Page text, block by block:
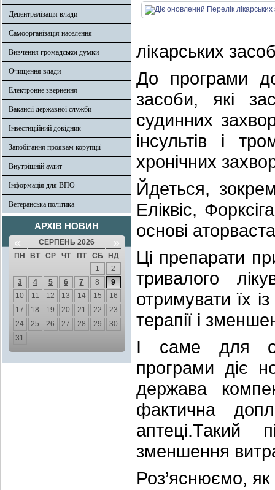
Децентралізація влади
Самоорганізація населення
Вивчення громадської думки
Очищення влади
Електронне звернення
Вакансії державної служби
Інвестиційний довідник
Запобігання проявам корупції
Внутрішній аудит
Інформація для ВПО
Ветеранська політика
АРХІВ НОВИН
« СЕРПЕНЬ 2026 »
ПН ВТ СР ЧТ ПТ СБ
НД
1
2
3
4 5 6 7 8
9
10
11 12 13 14 15
16
17
18 19 20 21 22
23
24
25 26 27 28 29
30
31
лікарських
До програми
засоби, які
судинних
інсультів і
хронічних
Йдеться,
Еліквіс,
основі
Ці препарати
тривалого
отримувати їх
терапії і
І саме для
програми діє
держава
фактична
зменшення
Роз’яснюємо,